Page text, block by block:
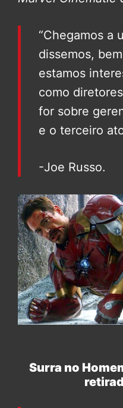
“Chegamos a
dissemos,
estamos
como
for sobre
e o terceiro
-Joe Russo.
Surra no